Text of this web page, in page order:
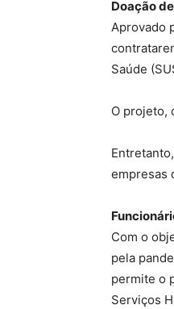
Doação
Aprovado
Saúde
O projeto,
empresas
Com o
pela
permite o
Serviços